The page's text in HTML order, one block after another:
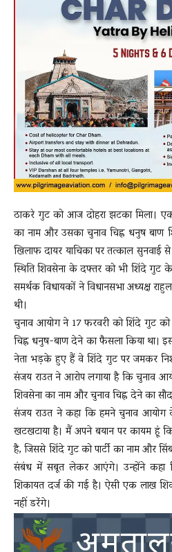
ठाकरे गुट को आज दोहरा झटका मिला।
का नाम और उसका चुनाव चिह्न धनुष
खिलाफ दायर याचिका पर तत्काल सुनवाई
स्थिति शिवसेना के दफ्तर को भी शिंदे गुट
समर्थक विधायकों ने विधानसभा अध्यक्ष
थी।
चुनाव आयोग ने 17 फरवरी को शिंदे गुट
चिह्न धनुष-बाण देने का फैसला किया
नेता भड़के हुए हैं वे शिंदे गुट पर जमकर
संजय राउत ने आरोप लगाया है कि चुनाव
शिवसेना का नाम और चुनाव चिह्न देने का
संजय राउत ने कहा कि हमने चुनाव आयोग
खटखटाया है। मैं अपने बयान पर कायम हूं
है, जिससे शिंदे गुट को पार्टी का नाम और
संबंध में सबूत लेकर आएंगे। उन्होंने कहा
शिकायत दर्ज की गई है। ऐसी एक लाख
नहीं डरेंगे।